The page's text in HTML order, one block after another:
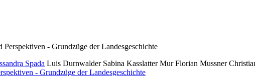
- Grundzüge der Landesgeschichte
Spada Luis Durnwalder Sabina Kasslatter Mur Florian Mussner